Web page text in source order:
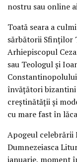
nostru sau online
Toată seara a
sărbătorii Sfinților
Arhiepiscopul
sau Teologul și
învățători
creștinătății și
cu mare fast în
Apogeul celebrării
Dumnezeiasca
ianuarie, moment